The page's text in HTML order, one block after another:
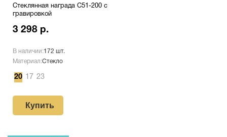
Стеклянная награда C51-200 с
гравировкой
3 298 р.
В наличии:172 шт.
Материал:Стекло
20 17 23
Купить